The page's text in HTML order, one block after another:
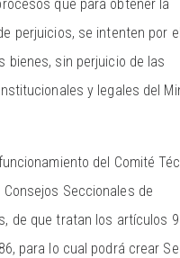
que para obtener la
perjuicios, se intenten por el
bienes, sin perjuicio de las
y legales del
del Comité
Seccionales de
de que tratan los artículos
para lo cual podrá crear